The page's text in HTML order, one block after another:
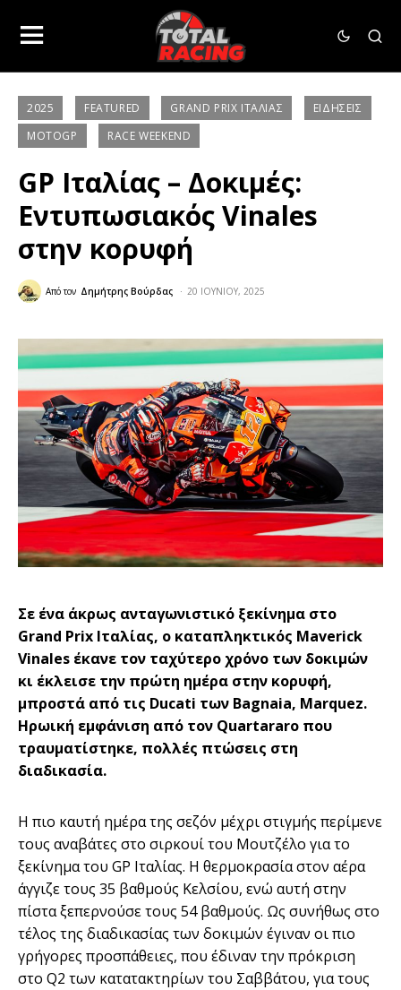
2025 FEATURED GRAND PRIX ΙΤΑΛΊΑΣ
ΕΙΔΉΣΕΙΣ
MOTOGP
RACE WEEKEND
GP Ιταλίας – Δοκιμές:
Εντυπωσιακός Vinales
στην κορυφή
Από τον Δημήτρης Βούρδας 20 ΙΟΥΝΊΟΥ, 2025
Σε ένα άκρως ανταγωνιστικό ξεκίνημα στο
Grand Prix Ιταλίας, ο καταπληκτικός Maverick
Vinales έκανε τον ταχύτερο χρόνο των δοκιμών
κι έκλεισε την πρώτη ημέρα στην κορυφή,
μπροστά από τις Ducati των Bagnaia, Marquez.
Ηρωική εμφάνιση από τον Quartararo που
τραυματίστηκε, πολλές πτώσεις στη
διαδικασία.
Η πιο καυτή ημέρα της σεζόν μέχρι στιγμής περίμενε
τους αναβάτες στο σιρκουί του Μουτζέλο για το
ξεκίνημα του GP Ιταλίας. Η θερμοκρασία στον αέρα
άγγιζε τους 35 βαθμούς Κελσίου, ενώ αυτή στην
πίστα ξεπερνούσε τους 54 βαθμούς. Ως συνήθως στο
τέλος της διαδικασίας των δοκιμών έγιναν οι πιο
γρήγορες προσπάθειες, που έδιναν την πρόκριση
στο Q2 των κατατακτηρίων του Σαββάτου, για τους